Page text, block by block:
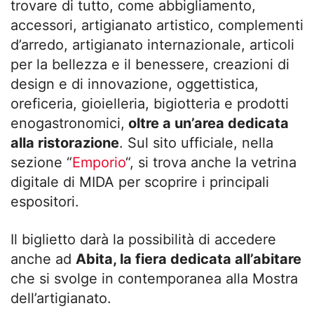
trovare di tutto, come abbigliamento,
accessori, artigianato artistico, complementi
d’arredo, artigianato internazionale, articoli
per la bellezza e il benessere, creazioni di
design e di innovazione, oggettistica,
oreficeria, gioielleria, bigiotteria e prodotti
enogastronomici, oltre a un’area dedicata
alla ristorazione. Sul sito ufficiale, nella
sezione “Emporio“, si trova anche la vetrina
digitale di MIDA per scoprire i principali
espositori.
Il biglietto darà la possibilità di accedere
anche ad Abita, la fiera dedicata all’abitare
che si svolge in contemporanea alla Mostra
dell’artigianato.